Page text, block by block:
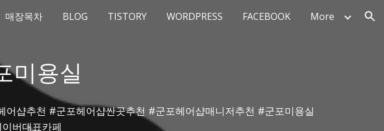
Skip to navigation
매장목차 BLOG TISTORY WORDPRESS FACEBOOK More
미용실
샵추천 #군포헤어샵싼곳추천 #군포헤어샵매니저추천 #군포미용실
버대표카페